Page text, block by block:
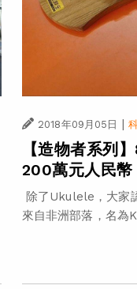
2018年09月05日 |
【造物者系列
200萬元人民幣
除了Ukulele，大家
來自非洲部落，名為